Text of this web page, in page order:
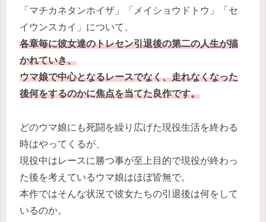
「マチカネタンホイザ」「メイショウドトウ」「セ
イウンスカイ」について、
各章毎に彼女達のトレセン引退後の第二の人生が描
かれていき、
ウマ娘で中心となるレースでなく、走れなくなった
後何をするのかに焦点を当てた良作です。
どのウマ娘にも死闘を繰り広げた現役生活を終わる
時はやってくるが、
現役中はレースに勝つ事が至上目的で現役が終わっ
た後を考えているウマ娘はほぼ皆無で。
本作ではそんな状況で彼女たちの引退後は何をして
いるのか。